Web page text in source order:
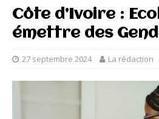
Côte d’Ivoire :
émettre des
27 septembre 2024 La rédaction